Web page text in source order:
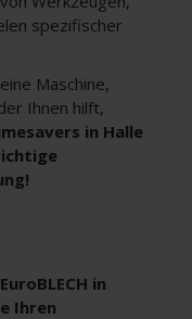
spezifischer
Maschine,
Ihnen hilft,
in Halle
in
Ihren